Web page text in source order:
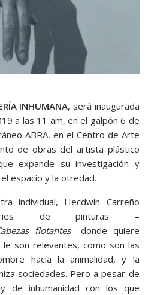
INHUMANA, será inaugurada
a las 11 am, en el galpón 6 de
ABRA, en el Centro de Arte
de obras del artista plástico
expande su investigación y
espacio y la otredad.
individual, Hecdwin Carreño
de pinturas –
flotantes– donde quiere
son relevantes, como son las
hacia la animalidad, y la
sociedades. Pero a pesar de
de inhumanidad con los que